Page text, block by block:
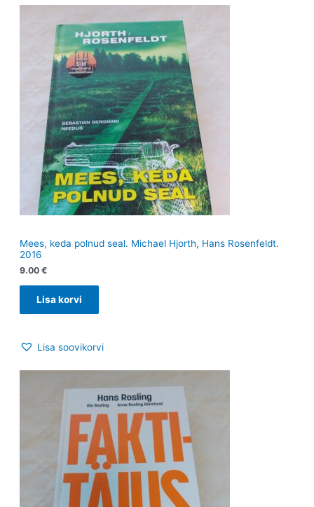
Mees, keda polnud seal. Michael Hjorth, Hans Rosenfeldt.
2016
9.00 €
Lisa korvi
Lisa soovikorvi